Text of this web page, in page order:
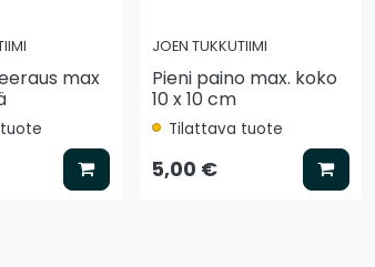
max
Lisää koriin
JOEN TUKKUTIIMI
Pieni paino max. koko
10 x 10 cm
Tilattava tuote
5,00 €